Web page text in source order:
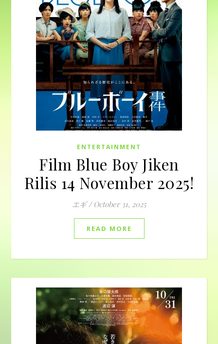
ENTERTAINMENT
Film Blue Boy Jiken
Rilis 14 November 2025!
エギ / October 31, 2025
READ MORE